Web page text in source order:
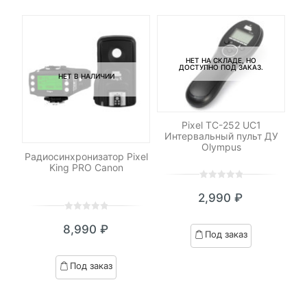
НЕТ В НАЛИЧИИ
Радиосинхронизатор Pixel
King PRO Canon
out
based
on
8,990 ₽
Под заказ
НЕТ НА СКЛАДЕ, НО
ДОСТУПНО ПОД ЗАКАЗ.
Pixel TC-252 UC1
Интервальный пульт ДУ
Olympus
out
based
on
2,990 ₽
Под заказ